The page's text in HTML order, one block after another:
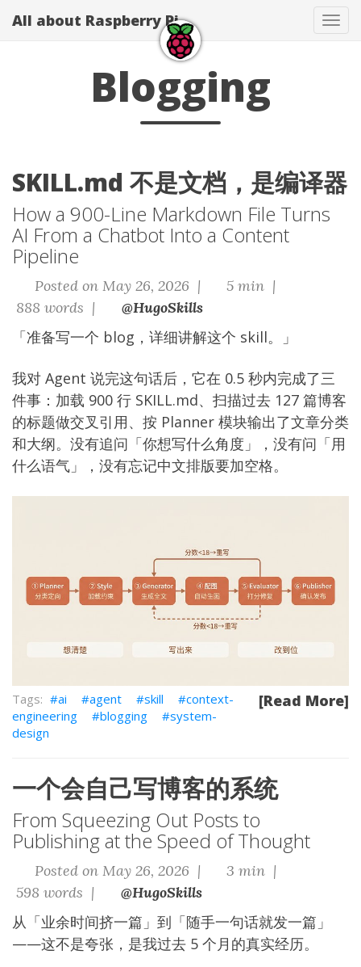
All about Raspberry Pi
Blogging
SKILL.md 不是文档，是编译器
How a 900-Line Markdown File Turns
AI From a Chatbot Into a Content
Pipeline
Posted on May 26, 2026 |
5 min |
888 words |
@HugoSkills
「准备写一个 blog，详细讲解这个 skill。」
我对 Agent 说完这句话后，它在 0.5 秒内完成了三
件事：加载 900 行 SKILL.md、扫描过去 127 篇博客
的标题做交叉引用、按 Planner 模块输出了文章分类
和大纲。没有追问「你想写什么角度」，没有问「用
什么语气」，没有忘记中文排版要加空格。
[Read More]
ai agent skill
context-
engineering
blogging
system-
design
一个会自己写博客的系统
From Squeezing Out Posts to
Publishing at the Speed of Thought
Posted on May 26, 2026 |
3 min |
598 words |
@HugoSkills
从「业余时间挤一篇」到「随手一句话就发一篇」
——这不是夸张，是我过去 5 个月的真实经历。